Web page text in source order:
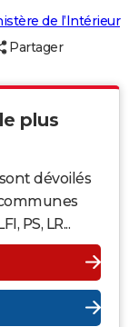
de l’Intérieur
Partager
plus
dévoilés
PS, LR...